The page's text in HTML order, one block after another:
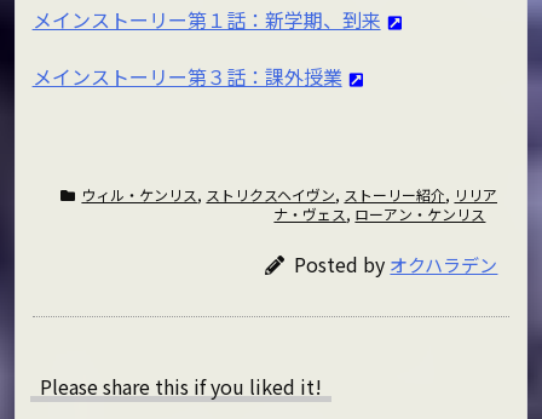
メインストーリー第１話：新学期、到来
メインストーリー第３話：課外授業
ウィル・ケンリス, ストリクスヘイヴン, ストーリー紹介, リリア
ナ・ヴェス, ローアン・ケンリス
Posted by オクハラデン
Please share this if you liked it!